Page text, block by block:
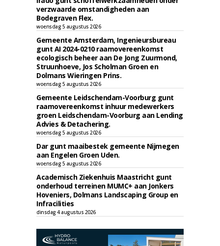
verzwaarde omstandigheden aan
Bodegraven Flex.
woensdag 5 augustus 2026
Gemeente Amsterdam, Ingenieursbureau
gunt AI 2024-0210 raamovereenkomst
ecologisch beheer aan De Jong Zuurmond,
Struunhoeve, Jos Scholman Groen en
Dolmans Wieringen Prins.
woensdag 5 augustus 2026
Gemeente Leidschendam-Voorburg gunt
raamovereenkomst inhuur medewerkers
groen Leidschendam-Voorburg aan Lending
Advies & Detachering.
woensdag 5 augustus 2026
Dar gunt maaibestek gemeente Nijmegen
aan Engelen Groen Uden.
woensdag 5 augustus 2026
Academisch Ziekenhuis Maastricht gunt
onderhoud terreinen MUMC+ aan Jonkers
Hoveniers, Dolmans Landscaping Group en
Infracilities
dinsdag 4 augustus 2026